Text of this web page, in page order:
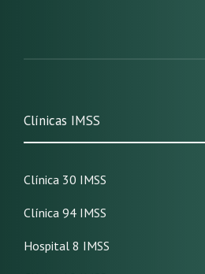
Clínicas IMSS
Clínica 30 IMSS
Clínica 94 IMSS
Hospital 8 IMSS